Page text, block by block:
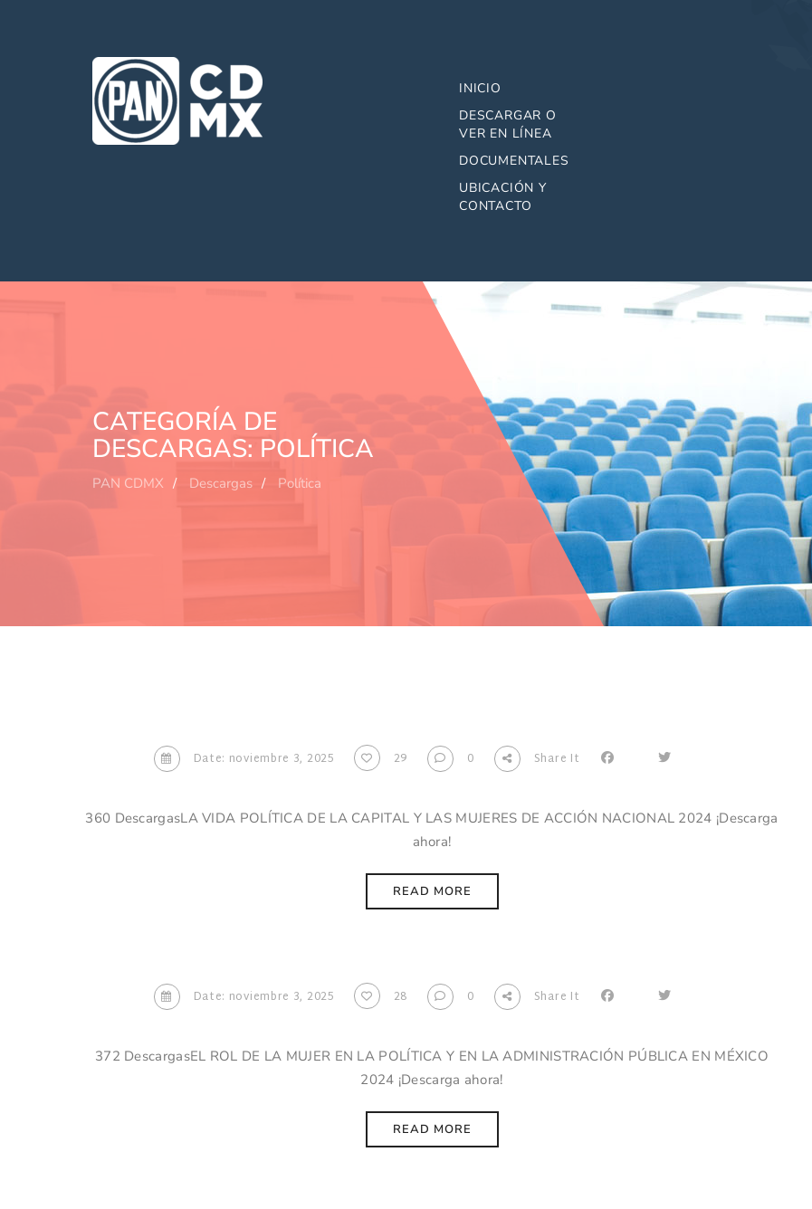
INICIO
DESCARGAR O
VER EN LÍNEA
DOCUMENTALES
UBICACIÓN Y
CONTACTO
CATEGORÍA DE
DESCARGAS: POLÍTICA
PAN CDMX Descargas Política
Date: noviembre 3, 2025 29 0 Share It
360 DescargasLA VIDA POLÍTICA DE LA CAPITAL Y LAS MUJERES DE ACCIÓN NACIONAL 2024 ¡Descarga
ahora!
READ MORE
Date: noviembre 3, 2025 28 0 Share It
372 DescargasEL ROL DE LA MUJER EN LA POLÍTICA Y EN LA ADMINISTRACIÓN PÚBLICA EN MÉXICO
2024 ¡Descarga ahora!
READ MORE